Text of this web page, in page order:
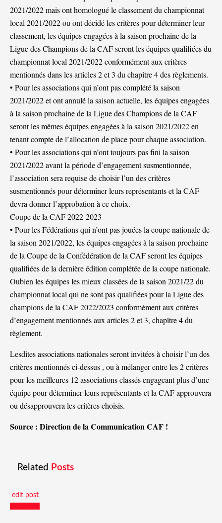
2021/2022 mais ont homologué le classement du championnat
local 2021/2022 ou ont décidé les critères pour déterminer leur
classement, les équipes engagées à la saison prochaine de la
Ligue des Champions de la CAF seront les équipes qualifiées du
championnat local 2021/2022 conformément aux critères
mentionnés dans les articles 2 et 3 du chapitre 4 des règlements.
• Pour les associations qui n’ont pas complété la saison
2021/2022 et ont annulé́ la saison actuelle, les équipes engagées
à la saison prochaine de la Ligue des Champions de la CAF
seront les mêmes équipes engagées à la saison 2021/2022 en
tenant compte de l’allocation de place pour chaque association.
• Pour les associations qui n’ont toujours pas fini la saison
2021/2022 avant la période d’engagement susmentionnée,
l’association sera requise de choisir l’un des critères
susmentionnés pour déterminer leurs représentants et la CAF
devra donner l’approbation à ce choix.
Coupe de la CAF 2022-2023
• Pour les Fédérations qui n’ont pas jouées la coupe nationale de
la saison 2021/2022, les équipes engagées à la saison prochaine
de la Coupe de la Confédération de la CAF seront les équipes
qualifiées de la dernière édition complétée de la coupe nationale.
Oubien les équipes les mieux classées de la saison 2021/22 du
championnat local qui ne sont pas qualifiées pour la Ligue des
champions de la CAF 2022/2023 conformément aux critères
d’engagement mentionnés aux articles 2 et 3, chapître 4 du
règlement.
Lesdites associations nationales seront invitées à choisir l’un des
critères mentionnés ci-dessus , ou à mélanger entre les 2 critères
pour les meilleures 12 associations classés engageant plus d’une
équipe pour déterminer leurs représentants et la CAF approuvera
ou désapprouvera les critères choisis.
Source : Direction de la Communication CAF !
Related Posts
edit post